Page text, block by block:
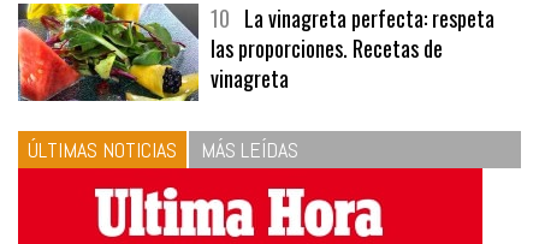
10 La vinagreta perfecta: respeta
las proporciones. Recetas de
vinagreta
ÚLTIMAS NOTICIAS MÁS LEÍDAS